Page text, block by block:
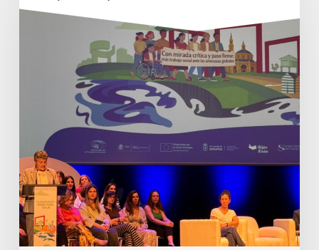
Congreso
Internacional
Trabajo
Social
inaugura
una
intensa
jornada